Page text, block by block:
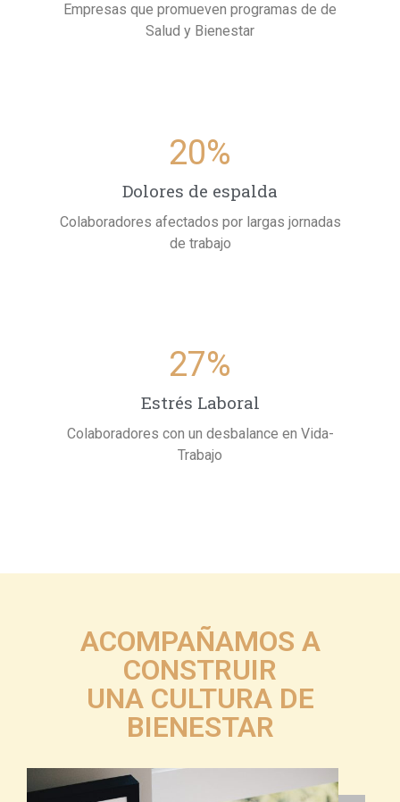
Empresas que promueven programas de de
Salud y Bienestar
20%
Dolores de espalda
Colaboradores afectados por largas jornadas
de trabajo
27%
Estrés Laboral
Colaboradores con un desbalance en Vida-
Trabajo
ACOMPAÑAMOS A
CONSTRUIR
UNA CULTURA DE
BIENESTAR